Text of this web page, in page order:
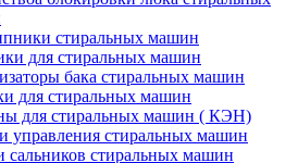
стиральных машин
для стиральных машин
бака стиральных машин
для стиральных машин
для стиральных машин ( КЭН)
управления стиральных машин
сальников стиральных машин